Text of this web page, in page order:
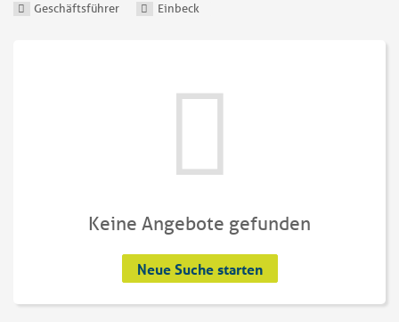
Geschäftsführer Einbeck
Keine Angebote gefunden
Neue Suche starten